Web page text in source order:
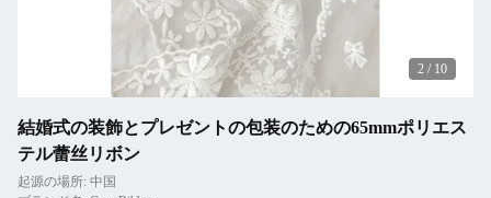
2 / 10
結婚式の装飾とプレゼントの包装のための65mmポリエス
テル蕾丝リボン
起源の場所: 中国